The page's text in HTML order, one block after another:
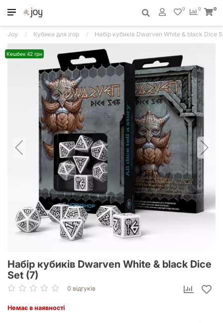
0
0 0
Joy Кубики для ігор Набір кубиків Dwarven White & black Dice
Кешбек 42 грн
Набір кубиків Dwarven White & black Dice
Set (7)
0 відгуків
Немає в наявності